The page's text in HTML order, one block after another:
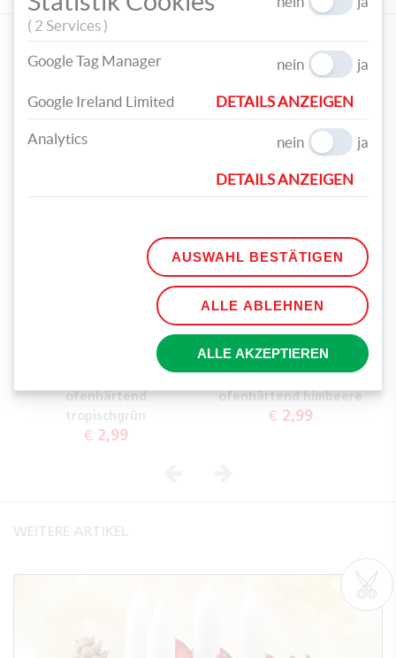
ofenhärtend sonnengelb
Soft Einzelblock
ofenhärtend
€ 2,99
STAEDTLER® FIMO®
ofenhärtend
tropischgrün
€ 2,99
STAEDTLER® FIMO®
Soft Einzelblock
ofenhärtend himbeere
€ 2,99
WEITERE ARTIKEL
( 2 Services )
Google Tag Manager nein ja
Google Ireland Limited DETAILS ANZEIGEN
Analytics nein ja
DETAILS ANZEIGEN
AUSWAHL BESTÄTIGEN
ALLE ABLEHNEN
ALLE AKZEPTIEREN